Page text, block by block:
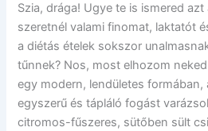
Szia, drága! Ugye te is ismered
szeretnél valami finomat, laktatót
a diétás ételek sokszor
tűnnek? Nos, most elhozom
egy modern, lendületes formában,
egyszerű és tápláló fogást
citromos-fűszeres, sütőben sült